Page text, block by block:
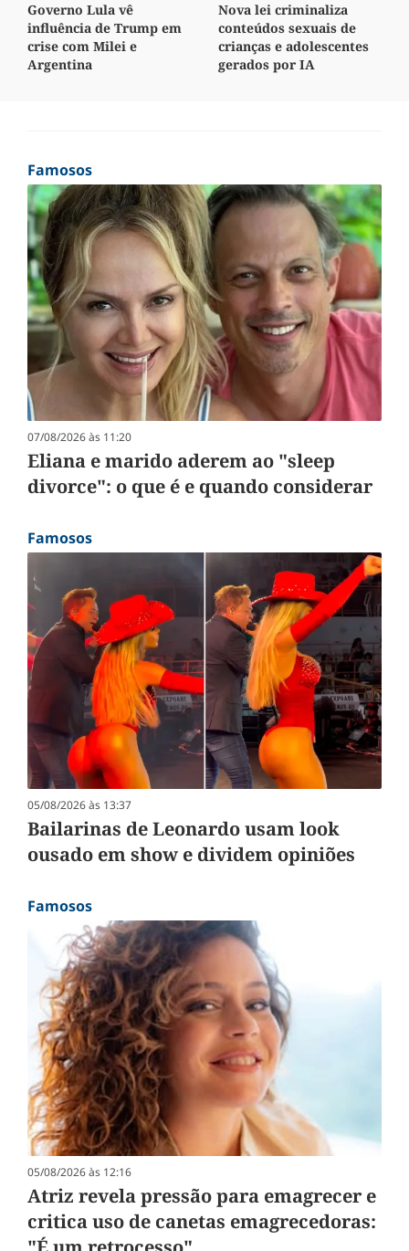
Governo Lula vê
influência de Trump em
crise com Milei e
Argentina
Nova lei criminaliza
conteúdos sexuais de
crianças e adolescentes
gerados por IA
Famosos
07/08/2026 às 11:20
Eliana e marido aderem ao "sleep
divorce": o que é e quando considerar
Famosos
05/08/2026 às 13:37
Bailarinas de Leonardo usam look
ousado em show e dividem opiniões
Famosos
05/08/2026 às 12:16
Atriz revela pressão para emagrecer e
critica uso de canetas emagrecedoras: